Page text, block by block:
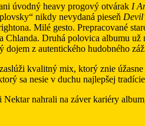
úvodný heavy progový otvárak I
nikdy nevydaná pieseň
Milé gesto. Prepracované
Chlanda. Druhá polovica albumu
dojem z autentického hudobného
kvalitný mix, ktorý znie
sa nesie v duchu najlepšej
nahrali na záver kariéry